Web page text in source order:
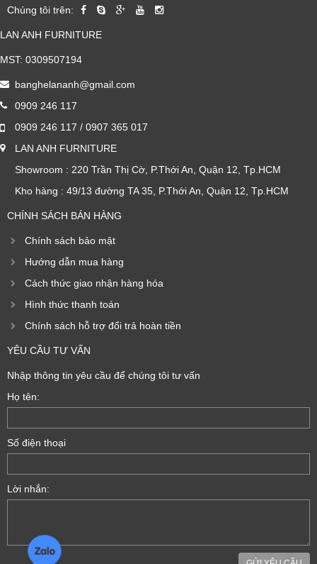
Chúng tôi trên:
LAN ANH FURNITURE
MST: 0309507194
banghelananh@gmail.com
0909 246 117
0909 246 117 / 0907 365 017
LAN ANH FURNITURE
Showroom : 220 Trần Thị Cờ, P.Thới An, Quận 12, Tp.HCM
Kho hàng : 49/13 đường TA 35, P.Thới An, Quận 12, Tp.HCM
CHÍNH SÁCH BÁN HÀNG
Chính sách bảo mật
Hướng dẫn mua hàng
Cách thức giao nhận hàng hóa
Hình thức thanh toán
Chính sách hỗ trợ đổi trả hoàn tiền
YÊU CẦU TƯ VẤN
Nhập thông tin yêu cầu để chúng tôi tư vấn
Họ tên:
Số điện thoại
Lời nhắn: